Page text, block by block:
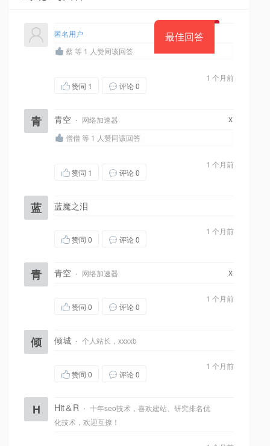
最佳回答
匿名用户
蔡 等 1 人赞同该回答
1 个月前
赞同 1 评论 0
青 青空 · 网络加速器 x
僧僧 等 1 人赞同该回答
1 个月前
赞同 1 评论 0
蓝 蓝魔之泪
1 个月前
赞同 0 评论 0
青 青空 · 网络加速器 x
1 个月前
赞同 0 评论 0
倾 倾城 · 个人站长，xxxxb
1 个月前
赞同 0 评论 0
H Hit＆R · 十年seo技术，喜欢建站、研究排名优
化技术，欢迎互撩！